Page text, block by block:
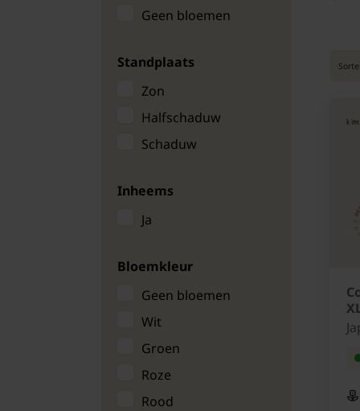
Bloempotten
Geen bloemen
Standplaats
Zon
Halfschaduw
Schaduw
Inheems
Ja
Bloemkleur
Geen bloemen
Wit
Groen
Roze
Rood